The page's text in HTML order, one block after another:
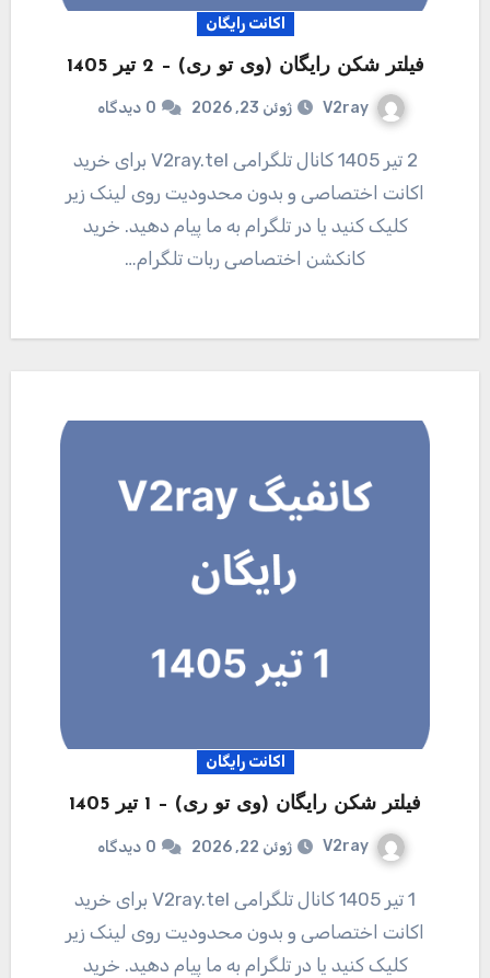
اکانت رایگان
فیلتر شکن رایگان (وی تو ری) – 2 تیر 1405
V2ray ژوئن 23, 2026 0 دیدگاه
2 تیر 1405 کانال تلگرامی V2ray.tel برای خرید
اکانت اختصاصی و بدون محدودیت روی لینک زیر
کلیک کنید یا در تلگرام به ما پیام دهید. خرید
کانکشن اختصاصی ربات تلگرام…
اکانت رایگان
فیلتر شکن رایگان (وی تو ری) – 1 تیر 1405
V2ray ژوئن 22, 2026 0 دیدگاه
1 تیر 1405 کانال تلگرامی V2ray.tel برای خرید
اکانت اختصاصی و بدون محدودیت روی لینک زیر
کلیک کنید یا در تلگرام به ما پیام دهید. خرید